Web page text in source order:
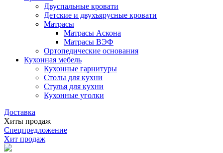
Двуспальные кровати
Детские и двухъярусные кровати
Матрасы
Матрасы Аскона
Матрасы ВЭФ
Ортопедические основания
Кухонная мебель
Кухонные гарнитуры
Столы для кухни
Стулья для кухни
Кухонные уголки
Доставка
Хиты продаж
Спецпредложение
Хит продаж